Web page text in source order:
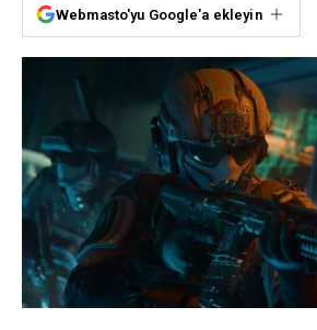
Webmasto'yu Google'a ekleyin